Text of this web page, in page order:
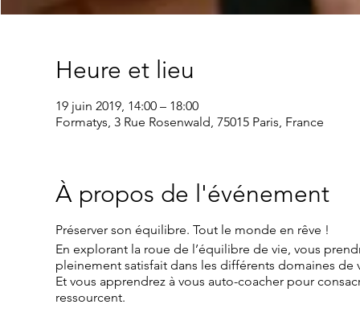
Heure et lieu
19 juin 2019, 14:00 – 18:00
Formatys, 3 Rue Rosenwald, 75015 Paris, France
À propos de l'événement
Préserver son équilibre. Tout le monde en rêve !
En explorant la roue de l’équilibre de vie, vous
pleinement satisfait dans les différents domaines de
Et vous apprendrez à vous auto-coacher pour
ressourcent.